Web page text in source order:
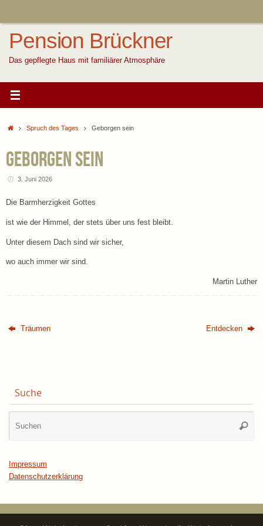
Pension Brückner
Das gepflegte Haus mit familiärer Atmosphäre
StartSpruch des Tages Geborgen sein
Geborgen sein
3. Juni 2026
Die Barmherzigkeit Gottes
ist wie der Himmel, der stets über uns fest bleibt.
Unter diesem Dach sind wir sicher,
wo auch immer wir sind.
Martin Luther
Träumen Entdecken
Suche
Impressum
Datenschutzerklärung